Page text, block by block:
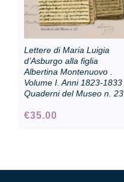
Lettere di Maria Luigia
d’Asburgo alla figlia
Albertina Montenuovo .
Volume I. Anni 1823-1833
Quaderni del Museo n. 23
€35.00